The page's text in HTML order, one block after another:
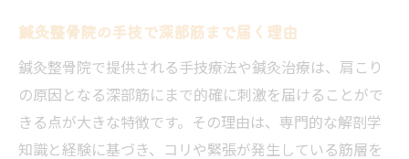
鍼灸整骨院の手技で深部筋まで届く理由
鍼灸整骨院で提供される手技療法や鍼灸治療は、肩こり
の原因となる深部筋にまで的確に刺激を届けることがで
きる点が大きな特徴です。その理由は、専門的な解剖学
知識と経験に基づき、コリや緊張が発生している筋層を